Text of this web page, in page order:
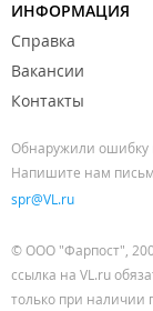
ИНФОРМАЦИЯ
Справка
Вакансии
Контакты
Обнаружили ошибку
Напишите нам
spr@VL.ru
© ООО "Фарпост",
ссылка на VL.ru
только при наличии